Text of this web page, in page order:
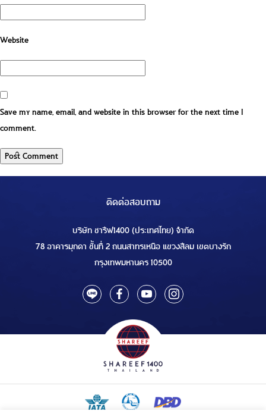
Website
Save my name, email, and website in this browser for the next time I
comment.
ติดต่อสอบถาม
บริษัท ชารีฟ1400 (ประเทศไทย) จำกัด
78 อาคารมุกดา ชั้นที่ 2 ถนนสาทรเหนือ แขวงสีลม เขตบางรัก
กรุงเทพมหานคร 10500